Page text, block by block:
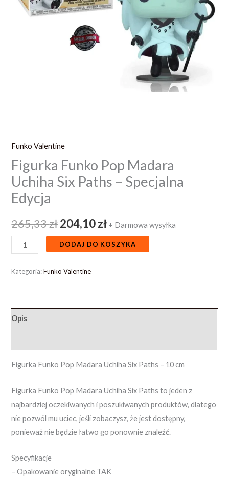
Funko Valentine
Figurka Funko Pop Madara
Uchiha Six Paths – Specjalna
Edycja
265,33zł204,10zł + Darmowa wysyłka
DODAJ DO KOSZYKA
Kategoria:Funko Valentine
Opis
Figurka Funko Pop Madara Uchiha Six Paths – 10 cm
Figurka Funko Pop Madara Uchiha Six Paths to jeden z
najbardziej oczekiwanych i poszukiwanych produktów, dlatego
nie pozwól mu uciec, jeśli zobaczysz, że jest dostępny,
ponieważ nie będzie łatwo go ponownie znaleźć.
Specyfikacje
– Opakowanie oryginalne TAK